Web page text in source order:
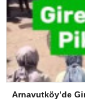
Arnavutköy’de